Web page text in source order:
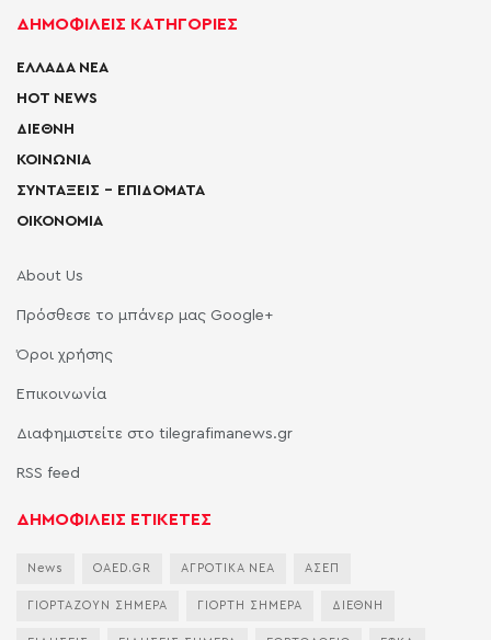
ΔΗΜΟΦΙΛΕΙΣ ΚΑΤΗΓΟΡΙΕΣ
ΕΛΛΑΔΑ ΝΕΑ
HOT NEWS
ΔΙΕΘΝΗ
ΚΟΙΝΩΝΙΑ
ΣΥΝΤΑΞΕΙΣ – ΕΠΙΔΟΜΑΤΑ
ΟΙΚΟΝΟΜΙΑ
About Us
Πρόσθεσε το μπάνερ μας Google+
Όροι χρήσης
Επικοινωνία
Διαφημιστείτε στο tilegrafimanews.gr
RSS feed
ΔΗΜΟΦΙΛΕΙΣ ΕΤΙΚΕΤΕΣ
News OAED.GR ΑΓΡΟΤΙΚΑ ΝΕΑ ΑΣΕΠ
ΓΙΟΡΤΑΖΟΥΝ ΣΗΜΕΡΑ ΓΙΟΡΤΗ ΣΗΜΕΡΑ ΔΙΕΘΝΗ